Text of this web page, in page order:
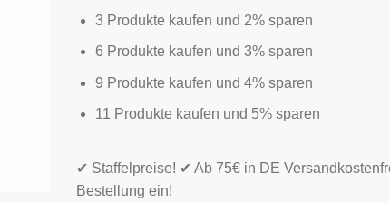
3 Produkte kaufen und 2% sparen
6 Produkte kaufen und 3% sparen
9 Produkte kaufen und 4% sparen
11 Produkte kaufen und 5% sparen
✔ Staffelpreise! ✔ Ab 75€ in DE
Bestellung ein!